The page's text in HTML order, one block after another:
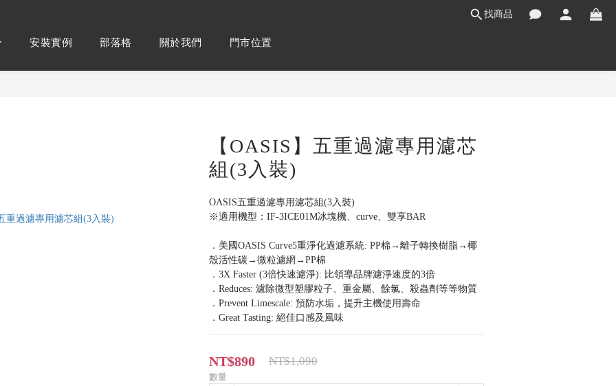
找商品
安裝實例 部落格 關於我們 門市位置
【OASIS】五重過濾專用濾芯
組(3入裝)
OASIS五重過濾專用濾芯組(3入裝)
※適用機型：IF-3ICE01M冰塊機、curve、雙享BAR
．美國OASIS Curve5重淨化過濾系統: PP棉→離子轉換樹脂→椰
殼活性碳→微粒濾網→PP棉
．3X Faster (3倍快速濾淨): 比領導品牌濾淨速度的3倍
．Reduces: 濾除微型塑膠粒子、重金屬、餘氯、殺蟲劑等等物質
．Prevent Limescale: 預防水垢，提升主機使用壽命
．Great Tasting: 絕佳口感及風味
NT$890 NT$1,090
數量